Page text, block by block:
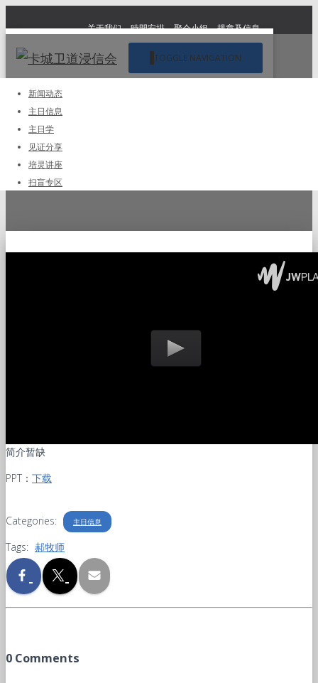
关于我们 時間安排 聚会小组 规章及信息
TOGGLE NAVIGATION
新闻动态
主日信息
主日学
见证分享
培灵讲座
扫盲专区
真正的感恩
Published by
简介暂缺
PPT： 下载
Categories: 主日信息
Tags: 郝牧师
0 Comments